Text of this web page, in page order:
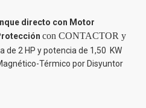
directo con Motor
con CONTACTOR y
de 2 HP y potencia de 1,50 KW
Térmico por Disyuntor